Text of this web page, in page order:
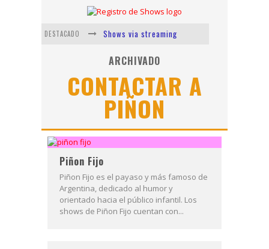
DESTACADO
Shows via streaming
Lit Killah
Nicki Nicole
Duki
Vi Em
ARCHIVADO
CONTACTAR A
PIÑON
Piñon Fijo
Piñon Fijo es el payaso y más famoso de
Argentina, dedicado al humor y
orientado hacia el público infantil. Los
shows de Piñon Fijo cuentan con...